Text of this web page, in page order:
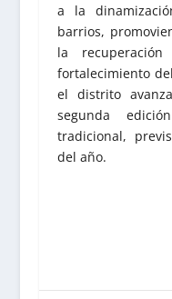
a la
barrios,
la
fortalecimiento
el distrito
segunda
tradicional,
del año.